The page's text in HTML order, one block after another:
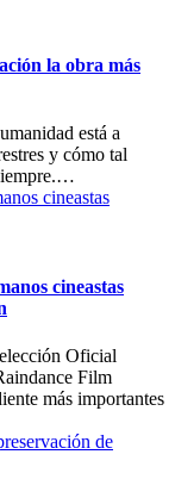
la obra más
está a
y cómo tal
cineastas
Oficial
Film
más importantes